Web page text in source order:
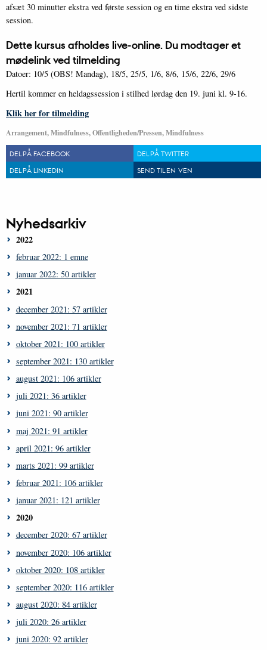
afsæt 30 minutter ekstra ved første session og en time ekstra ved sidste
session.
Dette kursus afholdes live-online. Du modtager et
mødelink ved tilmelding
Datoer: 10/5 (OBS! Mandag), 18/5, 25/5, 1/6, 8/6, 15/6, 22/6, 29/6
Hertil kommer en heldagssession i stilhed lørdag den 19. juni kl. 9-16.
Klik her for tilmelding
Arrangement, Mindfulness, Offentligheden/Pressen, Mindfulness
DEL PÅ FACEBOOK
DEL PÅ TWITTER
DEL PÅ LINKEDIN
SEND TIL EN VEN
Nyhedsarkiv
2022
februar 2022: 1 emne
januar 2022: 50 artikler
2021
december 2021: 57 artikler
november 2021: 71 artikler
oktober 2021: 100 artikler
september 2021: 130 artikler
august 2021: 106 artikler
juli 2021: 36 artikler
juni 2021: 90 artikler
maj 2021: 91 artikler
april 2021: 96 artikler
marts 2021: 99 artikler
februar 2021: 106 artikler
januar 2021: 121 artikler
2020
december 2020: 67 artikler
november 2020: 106 artikler
oktober 2020: 108 artikler
september 2020: 116 artikler
august 2020: 84 artikler
juli 2020: 26 artikler
juni 2020: 92 artikler